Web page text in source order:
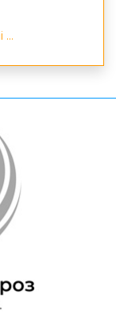
...